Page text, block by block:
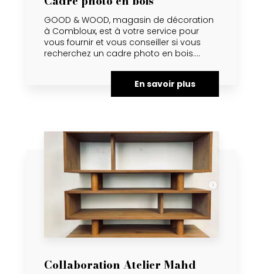
GOOD & WOOD, magasin de décoration
à Combloux, est à votre service pour
vous fournir et vous conseiller si vous
recherchez un cadre photo en bois....
En savoir plus
Collaboration Atelier Mahd